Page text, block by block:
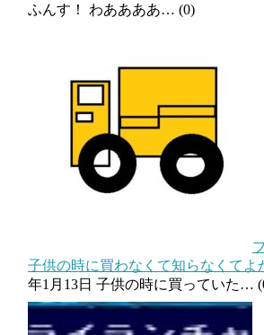
ふんす！ わああああ… (0)
子供の時に買わなくて知らなくてよ
年1月13日 子供の時に買っていた…